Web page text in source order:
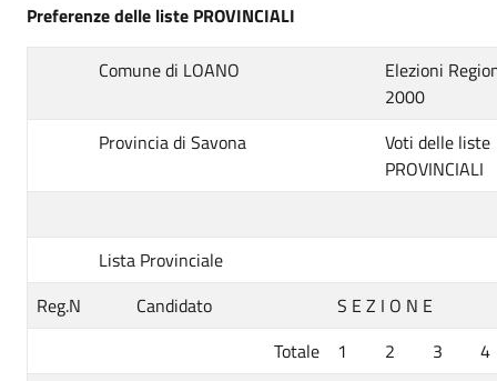
Preferenze delle liste PROVINCIALI
Comune di LOANO
Elezioni
2000
Provincia di Savona
Voti delle liste
PROVINCIALI
Lista Provinciale
Reg.N
Candidato
S E Z I O N E
Totale
1 2 3
4